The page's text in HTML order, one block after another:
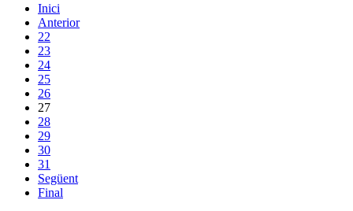
Inici
Anterior
22
23
24
25
26
27
28
29
30
31
Següent
Final